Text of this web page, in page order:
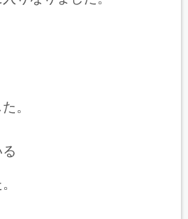
。